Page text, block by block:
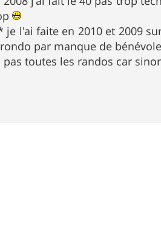
je l'ai faite en 2010 et 2009
par manque de bénévole
pas toutes les randos car